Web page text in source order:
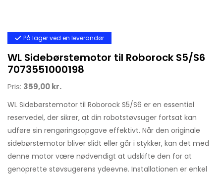
På lager ved en leverandør
WL Sidebørstemotor til Roborock S5/S6
7073551000198
Pris: 359,00 kr.
WL Sidebørstemotor til Roborock S5/S6 er en essentiel
reservedel, der sikrer, at din robotstøvsuger fortsat kan
udføre sin rengøringsopgave effektivt. Når den originale
sidebørstemotor bliver slidt eller går i stykker, kan det med
denne motor være nødvendigt at udskifte den for at
genoprette støvsugerens ydeevne. Installationen er enkel